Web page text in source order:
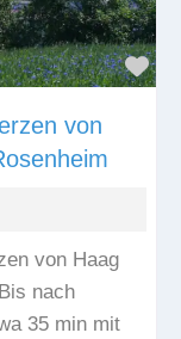
von
von Haag
nach
35 min mit